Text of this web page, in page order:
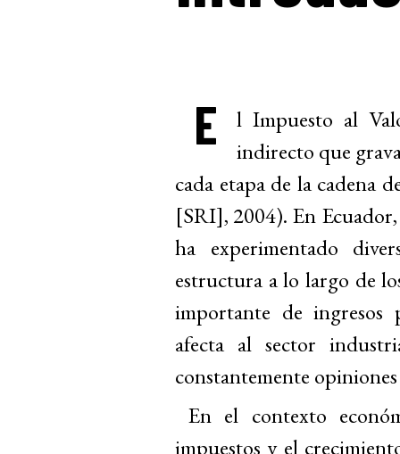
E
l Impuesto al
indirecto que
cada etapa de la cadena
[SRI], 2004). En
ha experimentado
estructura a lo largo de
importante de ingresos
afecta al sector
constantemente
En el contexto
impuestos y el